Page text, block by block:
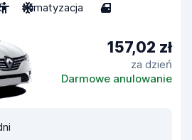
5 Klimatyzacja 4
157,02 zł
za dzień
Darmowe anulowanie